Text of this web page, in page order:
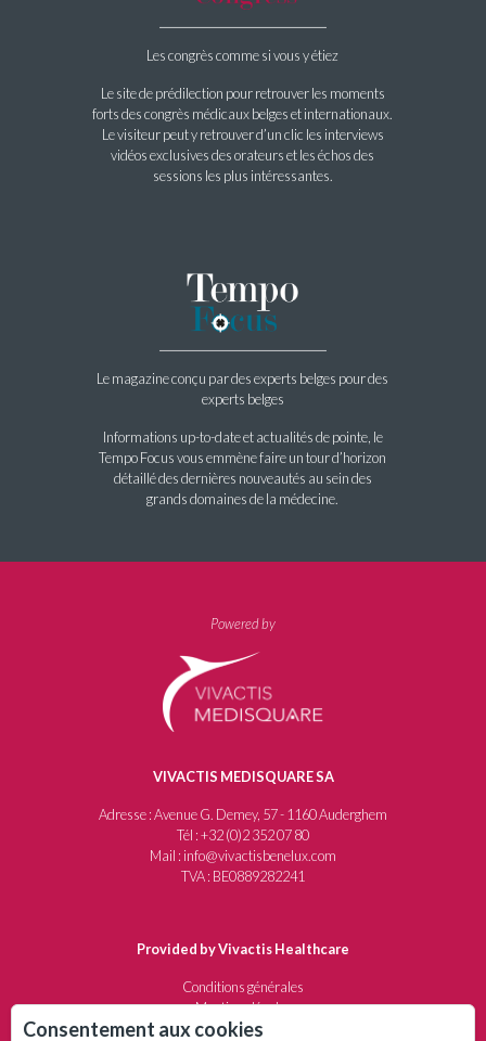
Les congrès comme si vous y étiez
Le site de prédilection pour retrouver les moments
forts des congrès médicaux belges et internationaux.
Le visiteur peut y retrouver d’un clic les interviews
vidéos exclusives des orateurs et les échos des
sessions les plus intéressantes.
Le magazine conçu par des experts belges pour des
experts belges
Informations up-to-date et actualités de pointe, le
Tempo Focus vous emmène faire un tour d’horizon
détaillé des dernières nouveautés au sein des
grands domaines de la médecine.
Powered by
VIVACTIS MEDISQUARE SA
Adresse : Avenue G. Demey, 57 - 1160 Auderghem
Tél : +32 (0)2 352 07 80
Mail : info@vivactisbenelux.com
TVA : BE0889282241
Provided by Vivactis Healthcare
Conditions générales
Mentions légales
Protection de la vie privée
Consentement aux cookies